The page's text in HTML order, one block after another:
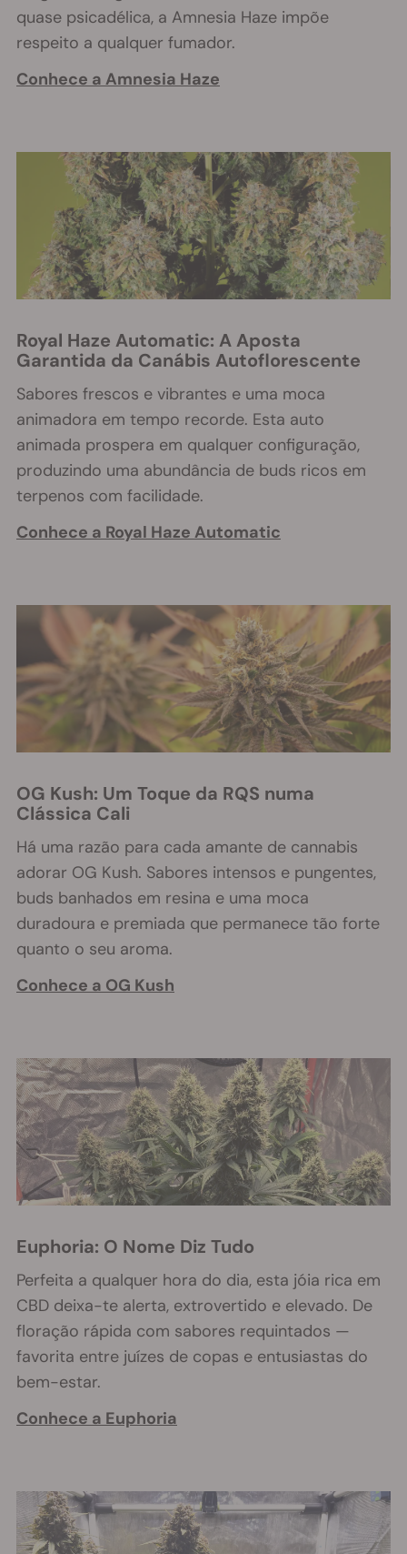
quase psicadélica, a Amnesia Haze impõe
respeito a qualquer fumador.
Conhece a Amnesia Haze
Royal Haze Automatic: A Aposta
Garantida da Canábis Autoflorescente
Sabores frescos e vibrantes e uma moca
animadora em tempo recorde. Esta auto
animada prospera em qualquer configuração,
produzindo uma abundância de buds ricos em
terpenos com facilidade.
Conhece a Royal Haze Automatic
OG Kush: Um Toque da RQS numa
Clássica Cali
Há uma razão para cada amante de cannabis
adorar OG Kush. Sabores intensos e pungentes,
buds banhados em resina e uma moca
duradoura e premiada que permanece tão forte
quanto o seu aroma.
Conhece a OG Kush
Euphoria: O Nome Diz Tudo
Perfeita a qualquer hora do dia, esta jóia rica em
CBD deixa-te alerta, extrovertido e elevado. De
floração rápida com sabores requintados —
favorita entre juízes de copas e entusiastas do
bem-estar.
Conhece a Euphoria